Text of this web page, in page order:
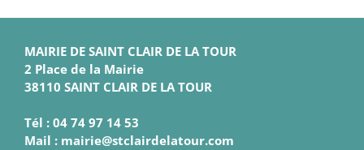
MAIRIE DE SAINT CLAIR DE LA TOUR
2 Place de la Mairie
38110 SAINT CLAIR DE LA TOUR
Tél : 04 74 97 14 53
Mail : mairie@stclairdelatour.com